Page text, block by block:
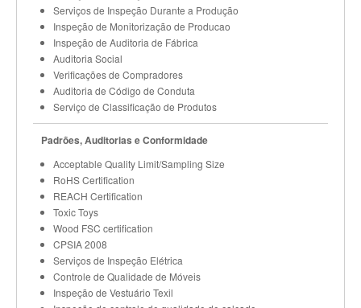
Serviços de Inspeção Durante a Produção
Inspeção de Monitorização de Producao
Inspeção de Auditoria de Fábrica
Auditoria Social
Verificações de Compradores
Auditoria de Código de Conduta
Serviço de Classificação de Produtos
Padrões, Auditorias e Conformidade
Acceptable Quality Limit/Sampling Size
RoHS Certification
REACH Certification
Toxic Toys
Wood FSC certification
CPSIA 2008
Serviços de Inspeção Elétrica
Controle de Qualidade de Móveis
Inspeção de Vestuário Texil